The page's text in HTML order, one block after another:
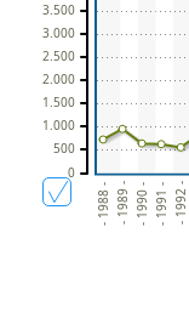
- 1988 - - 1989 - - 1990 - - 1991 - - 1992 -
0
500
1.000
1.500
2.000
2.500
3.000
3.500